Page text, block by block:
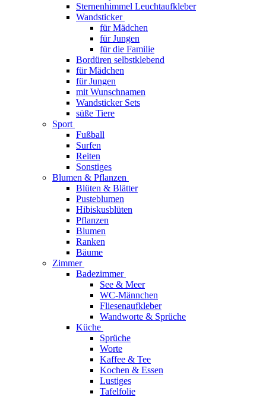
Sternenhimmel Leuchtaufkleber
Wandsticker
für Mädchen
für Jungen
für die Familie
Bordüren selbstklebend
für Mädchen
für Jungen
mit Wunschnamen
Wandsticker Sets
süße Tiere
Sport
Fußball
Surfen
Reiten
Sonstiges
Blumen & Pflanzen
Blüten & Blätter
Pusteblumen
Hibiskusblüten
Pflanzen
Blumen
Ranken
Bäume
Zimmer
Badezimmer
See & Meer
WC-Männchen
Fliesenaufkleber
Wandworte & Sprüche
Küche
Sprüche
Worte
Kaffee & Tee
Kochen & Essen
Lustiges
Tafelfolie